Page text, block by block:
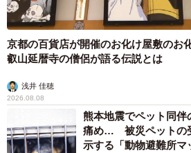
京都の百貨店が開催のお化け屋敷の
叡山延暦寺の僧侶が語る伝説とは
浅井 佳穂
2026.08.08
熊本地震でペット同
痛め… 被災ペットの
示する「動物避難所マ